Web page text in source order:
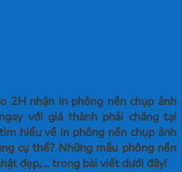
2H nhận in phông nền chụp ảnh
với giá thành phải chăng tại
hiểu về in phông nền chụp ảnh
cụ thể? Những mẫu phông nền
đẹp,… trong bài viết dưới đây!